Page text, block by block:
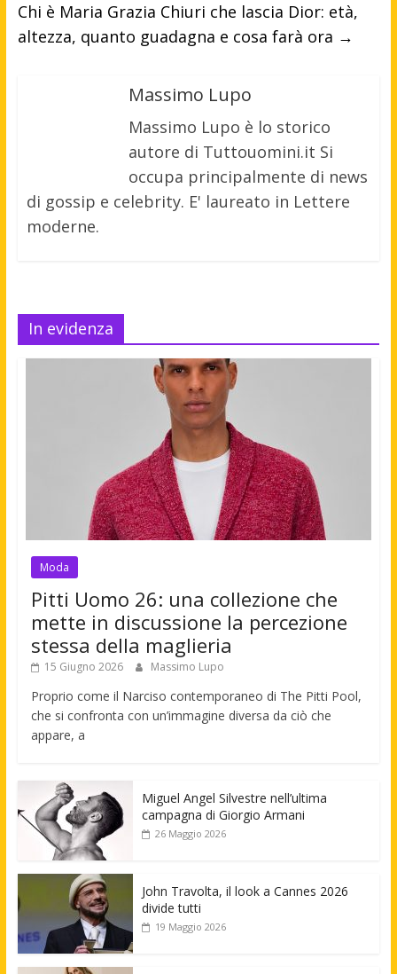
Chi è Maria Grazia Chiuri che lascia Dior: età,
altezza, quanto guadagna e cosa farà ora →
Massimo Lupo
Massimo Lupo è lo storico
autore di Tuttouomini.it Si
occupa principalmente di news
di gossip e celebrity. E' laureato in Lettere
moderne.
In evidenza
Moda
Pitti Uomo 26: una collezione che
mette in discussione la percezione
stessa della maglieria
15 Giugno 2026 Massimo Lupo
Proprio come il Narciso contemporaneo di The Pitti Pool,
che si confronta con un’immagine diversa da ciò che
appare, a
Miguel Angel Silvestre nell’ultima
campagna di Giorgio Armani
26 Maggio 2026
John Travolta, il look a Cannes 2026
divide tutti
19 Maggio 2026